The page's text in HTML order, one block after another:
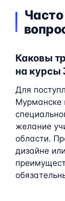
Каковы
на курсы
Для
Мурманске
желание
области.
дизайне